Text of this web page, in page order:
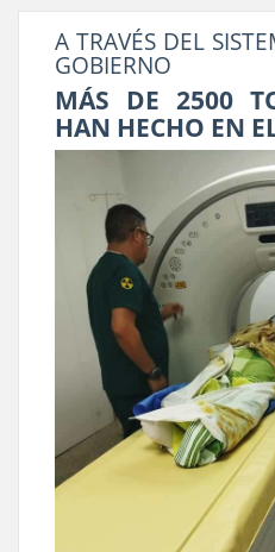
A TRAVÉS DEL
GOBIERNO
MÁS DE 2500
HAN HECHO EN